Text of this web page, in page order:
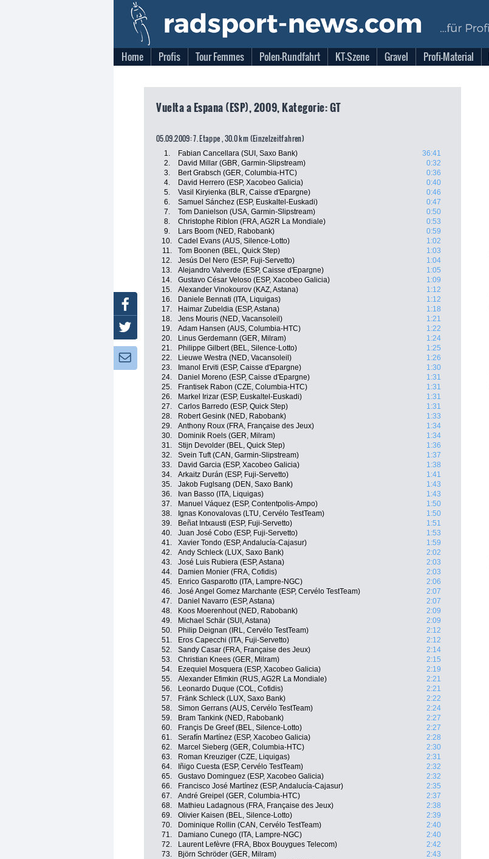
Home Profis Tour Femmes Polen-Rundfahrt KT-Szene Gravel Profi-Material
Vuelta a Espana (ESP), 2009, Kategorie: GT
05.09.2009: 7. Etappe , 30.0 km (Einzelzeitfahren)
1. Fabian Cancellara (SUI, Saxo Bank)
36:41
2.
David Millar (GBR, Garmin-Slipstream)
0:32
3.
Bert Grabsch (GER, Columbia-HTC)
0:36
4.
David Herrero (ESP, Xacobeo Galicia)
0:40
5.
Vasil Kiryienka (BLR, Caisse d'Epargne)
0:46
6.
Samuel Sánchez (ESP, Euskaltel-Euskadi)
0:47
7.
Tom Danielson (USA, Garmin-Slipstream)
0:50
8.
Christophe Riblon (FRA, AG2R La Mondiale)
0:53
9.
Lars Boom (NED, Rabobank)
0:59
10.
Cadel Evans (AUS, Silence-Lotto)
1:02
11.
Tom Boonen (BEL, Quick Step)
1:03
12.
Jesús Del Nero (ESP, Fuji-Servetto)
1:04
13.
Alejandro Valverde (ESP, Caisse d'Epargne)
1:05
14.
Gustavo César Veloso (ESP, Xacobeo Galicia)
1:09
15.
Alexander Vinokourov (KAZ, Astana)
1:12
16.
Daniele Bennati (ITA, Liquigas)
1:12
17.
Haimar Zubeldia (ESP, Astana)
1:18
18.
Jens Mouris (NED, Vacansoleil)
1:21
19.
Adam Hansen (AUS, Columbia-HTC)
1:22
20.
Linus Gerdemann (GER, Milram)
1:24
21.
Philippe Gilbert (BEL, Silence-Lotto)
1:25
22.
Lieuwe Westra (NED, Vacansoleil)
1:26
23.
Imanol Erviti (ESP, Caisse d'Epargne)
1:30
24.
Daniel Moreno (ESP, Caisse d'Epargne)
1:31
25.
Frantisek Rabon (CZE, Columbia-HTC)
1:31
26.
Markel Irizar (ESP, Euskaltel-Euskadi)
1:31
27.
Carlos Barredo (ESP, Quick Step)
1:31
28.
Robert Gesink (NED, Rabobank)
1:33
29.
Anthony Roux (FRA, Française des Jeux)
1:34
30.
Dominik Roels (GER, Milram)
1:34
31.
Stijn Devolder (BEL, Quick Step)
1:36
32.
Svein Tuft (CAN, Garmin-Slipstream)
1:37
33.
David Garcia (ESP, Xacobeo Galicia)
1:38
34.
Arkaitz Durán (ESP, Fuji-Servetto)
1:41
35.
Jakob Fuglsang (DEN, Saxo Bank)
1:43
36.
Ivan Basso (ITA, Liquigas)
1:43
37.
Manuel Váquez (ESP, Contentpolis-Ampo)
1:50
38.
Ignas Konovalovas (LTU, Cervélo TestTeam)
1:50
39.
Beñat Intxausti (ESP, Fuji-Servetto)
1:51
40.
Juan José Cobo (ESP, Fuji-Servetto)
1:53
41.
Xavier Tondo (ESP, Andalucía-Cajasur)
1:59
42.
Andy Schleck (LUX, Saxo Bank)
2:02
43.
José Luis Rubiera (ESP, Astana)
2:03
44.
Damien Monier (FRA, Cofidis)
2:03
45.
Enrico Gasparotto (ITA, Lampre-NGC)
2:06
46.
José Angel Gomez Marchante (ESP, Cervélo TestTeam)
2:07
47.
Daniel Navarro (ESP, Astana)
2:07
48.
Koos Moerenhout (NED, Rabobank)
2:09
49.
Michael Schär (SUI, Astana)
2:09
50.
Philip Deignan (IRL, Cervélo TestTeam)
2:12
51.
Eros Capecchi (ITA, Fuji-Servetto)
2:12
52.
Sandy Casar (FRA, Française des Jeux)
2:14
53.
Christian Knees (GER, Milram)
2:15
54.
Ezequiel Mosquera (ESP, Xacobeo Galicia)
2:19
55.
Alexander Efimkin (RUS, AG2R La Mondiale)
2:21
56.
Leonardo Duque (COL, Cofidis)
2:21
57.
Fränk Schleck (LUX, Saxo Bank)
2:22
58.
Simon Gerrans (AUS, Cervélo TestTeam)
2:24
59.
Bram Tankink (NED, Rabobank)
2:27
60.
Françis De Greef (BEL, Silence-Lotto)
2:27
61.
Serafín Martínez (ESP, Xacobeo Galicia)
2:28
62.
Marcel Sieberg (GER, Columbia-HTC)
2:30
63.
Roman Kreuziger (CZE, Liquigas)
2:31
64.
Iñigo Cuesta (ESP, Cervélo TestTeam)
2:32
65.
Gustavo Dominguez (ESP, Xacobeo Galicia)
2:32
66.
Francisco José Martínez (ESP, Andalucía-Cajasur)
2:35
67.
André Greipel (GER, Columbia-HTC)
2:37
68.
Mathieu Ladagnous (FRA, Française des Jeux)
2:38
69.
Olivier Kaisen (BEL, Silence-Lotto)
2:39
70.
Dominique Rollin (CAN, Cervélo TestTeam)
2:40
71.
Damiano Cunego (ITA, Lampre-NGC)
2:40
72.
Laurent Lefèvre (FRA, Bbox Bouygues Telecom)
2:42
73.
Björn Schröder (GER, Milram)
2:43
Facebook
Twitter
Newsletter: